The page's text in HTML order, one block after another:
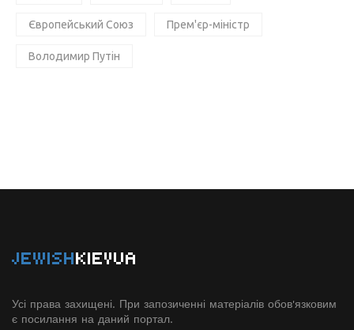
Європейський Союз Прем'єр-міністр
Володимир Путін
JEWISHKIEVUA
Усі права захищені. При запозиченні матеріалів обов'язковим
є посилання на даний портал.